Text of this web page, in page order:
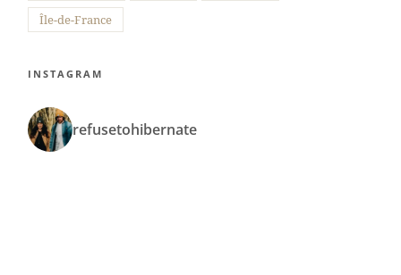
Île-de-France
INSTAGRAM
refusetohibernate